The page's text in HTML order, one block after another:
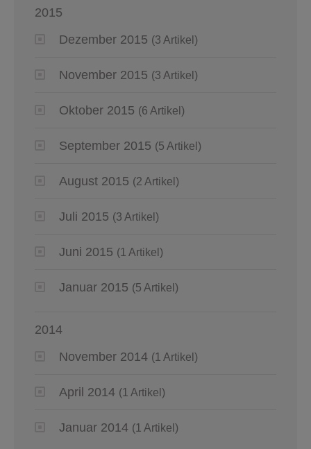
2015
Dezember 2015 (3 Artikel)
November 2015 (3 Artikel)
Oktober 2015 (6 Artikel)
September 2015 (5 Artikel)
August 2015 (2 Artikel)
Juli 2015 (3 Artikel)
Juni 2015 (1 Artikel)
Januar 2015 (5 Artikel)
2014
November 2014 (1 Artikel)
April 2014 (1 Artikel)
Januar 2014 (1 Artikel)